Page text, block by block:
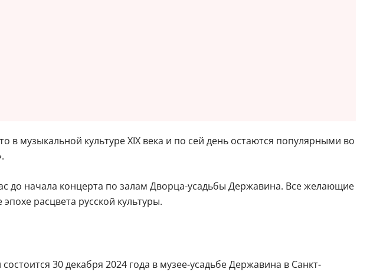
музыкальной культуре XIX века и по сей день остаются популярными во
до начала концерта по залам Дворца-усадьбы Державина. Все желающие
расцвета русской культуры.
30 декабря 2024 года в музее-усадьбе Державина в Санкт-